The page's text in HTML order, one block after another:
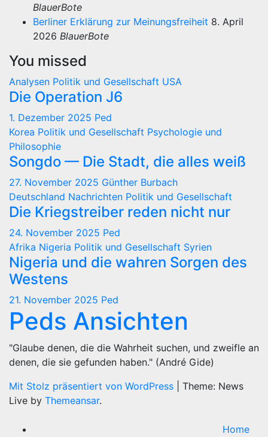
BlauerBote
Berliner Erklärung zur Meinungsfreiheit 8. April
2026 BlauerBote
You missed
Analysen Politik und Gesellschaft USA
Die Operation J6
1. Dezember 2025 Ped
Korea Politik und Gesellschaft Psychologie und
Philosophie
Songdo — Die Stadt, die alles weiß
27. November 2025 Günther Burbach
Deutschland Nachrichten Politik und Gesellschaft
Die Kriegstreiber reden nicht nur
24. November 2025 Ped
Afrika Nigeria Politik und Gesellschaft Syrien
Nigeria und die wahren Sorgen des
Westens
21. November 2025 Ped
Peds Ansichten
"Glaube denen, die die Wahrheit suchen, und zweifle an
denen, die sie gefunden haben." (André Gide)
Mit Stolz präsentiert von WordPress
Theme: News
Live by Themeansar.
Home